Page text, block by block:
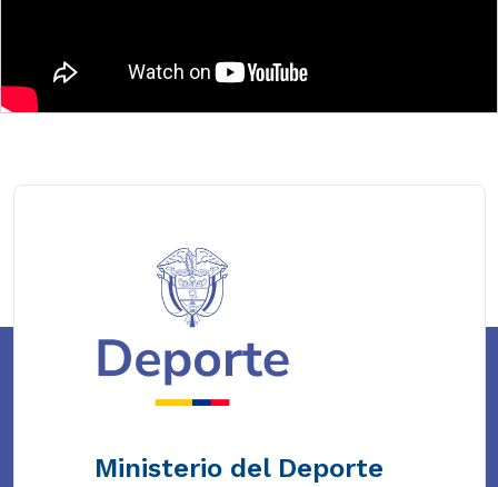
Ministerio del Deporte